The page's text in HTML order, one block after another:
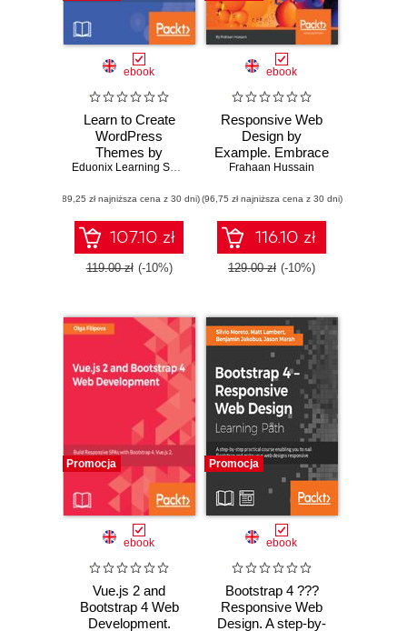
ebook
Learn to Create
WordPress
Themes by
Building 5 Projects.
fundamentals of
WordPress theme
development and
create attractive
WordPress
Eduonix Learning Solutions
(89,25 zł najniższa cena z 30 dni)
107.10 zł
119.00 zł (-10%)
ebook
Responsive Web
Design by
Example. Embrace
responsive design
CSS3, JavaScript,
jQuery and
Bootstrap 4
Frahaan Hussain
(96,75 zł najniższa cena z 30 dni)
116.10 zł
129.00 zł (-10%)
Promocja
ebook
Vue.js 2 and
Bootstrap 4 Web
Development.
Promocja
ebook
Bootstrap 4 ???
Responsive Web
Design. A step-by-